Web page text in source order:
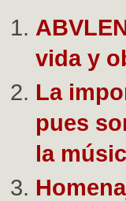
vida y
La
pues
la